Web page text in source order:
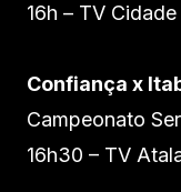
16h – TV
Confiança x
Campeonato
16h30 – TV